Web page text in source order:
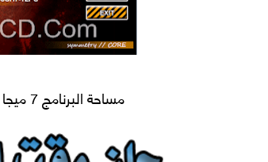
مساحة البرنامج 7 ميجا مرفق معه التفعيل